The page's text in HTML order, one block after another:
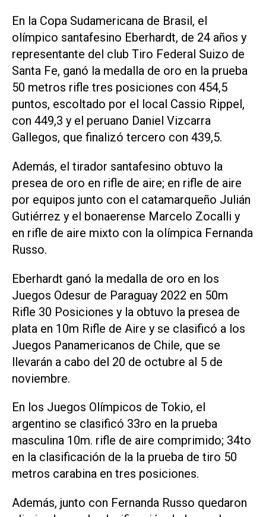
En la Copa Sudamericana de Brasil, el
olímpico santafesino Eberhardt, de 24 años y
representante del club Tiro Federal Suizo de
Santa Fe, ganó la medalla de oro en la prueba
50 metros rifle tres posiciones con 454,5
puntos, escoltado por el local Cassio Rippel,
con 449,3 y el peruano Daniel Vizcarra
Gallegos, que finalizó tercero con 439,5.
Además, el tirador santafesino obtuvo la
presea de oro en rifle de aire; en rifle de aire
por equipos junto con el catamarqueño Julián
Gutiérrez y el bonaerense Marcelo Zocalli y
en rifle de aire mixto con la olímpica Fernanda
Russo.
Eberhardt ganó la medalla de oro en los
Juegos Odesur de Paraguay 2022 en 50m
Rifle 30 Posiciones y la obtuvo la presea de
plata en 10m Rifle de Aire y se clasificó a los
Juegos Panamericanos de Chile, que se
llevarán a cabo del 20 de octubre al 5 de
noviembre.
En los Juegos Olímpicos de Tokio, el
argentino se clasificó 33ro en la prueba
masculina 10m. rifle de aire comprimido; 34to
en la clasificación de la la prueba de tiro 50
metros carabina en tres posiciones.
Además, junto con Fernanda Russo quedaron